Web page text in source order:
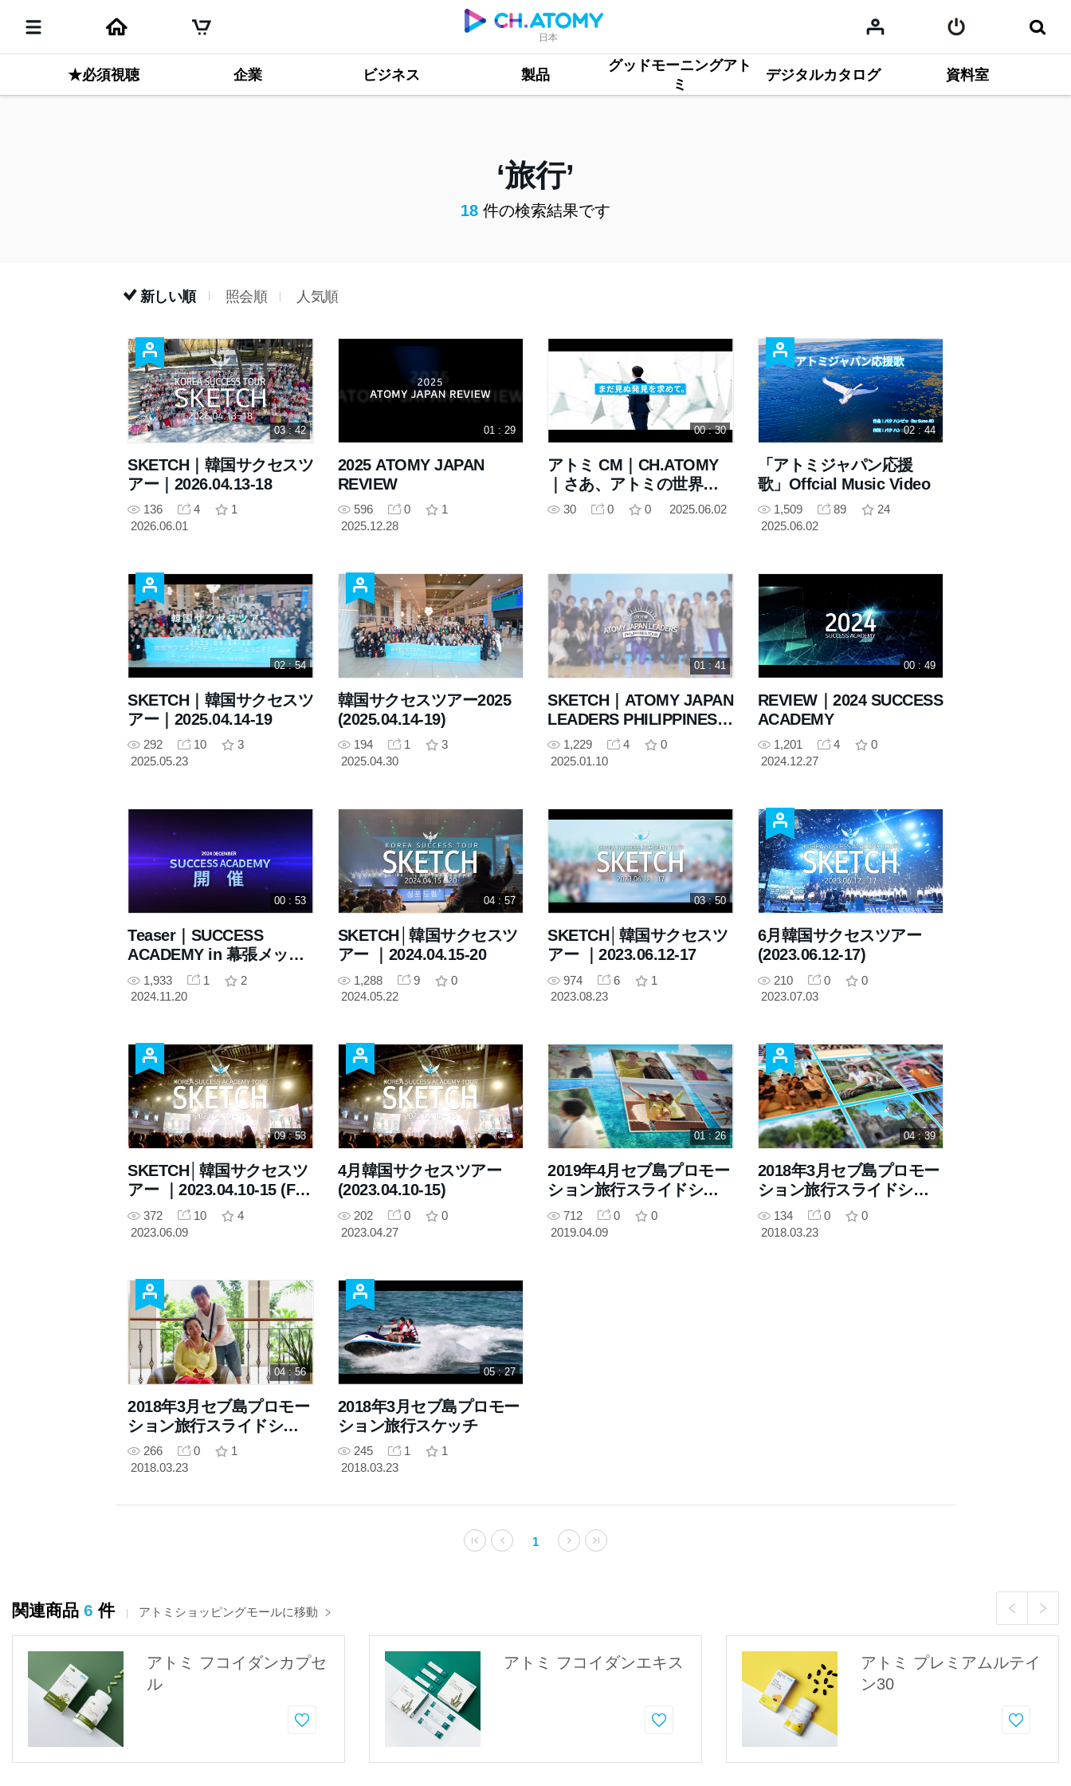
日本
★必須視聴 企業 ビジネス 製品
グッドモーニングアト
ミ
デジタルカタログ 資料室
旅行
18 件の検索結果です
新しい順 照会順 人気順
03 : 42
SKETCH｜韓国サクセスツ
アー｜2026.04.13-18
136 4
1
2026.06.01
01 : 29
2025 ATOMY JAPAN
REVIEW
596 0
1
2025.12.28
00 : 30
アトミ CM｜CH.ATOMY
｜さあ、アトミの世界
へ。
30 0 0 2025.06.02
02 : 44
「アトミジャパン応援
歌」Offcial Music Video
1,509 89
24
2025.06.02
02 : 54
SKETCH｜韓国サクセスツ
アー｜2025.04.14-19
292 10
3
2025.05.23
韓国サクセスツアー2025
(2025.04.14-19)
194 1
3
2025.04.30
01 : 41
SKETCH｜ATOMY JAPAN
LEADERS PHILIPPINES
TOUR 2024
1,229 4
0
2025.01.10
00 : 49
REVIEW｜2024 SUCCESS
ACADEMY
1,201 4
0
2024.12.27
00 : 53
Teaser｜SUCCESS
ACADEMY in 幕張メッセ
(2024.12.17)
1,933 1
2
2024.11.20
04 : 57
SKETCH│韓国サクセスツ
アー ｜2024.04.15-20
1,288 9
0
2024.05.22
03 : 50
SKETCH│韓国サクセスツ
アー ｜2023.06.12-17
974 6
1
2023.08.23
6月韓国サクセスツアー
(2023.06.12-17)
210 0
0
2023.07.03
09 : 53
SKETCH│韓国サクセスツ
アー ｜2023.04.10-15 (Full
ver. )
372 10
4
2023.06.09
4月韓国サクセスツアー
(2023.04.10-15)
202 0
0
2023.04.27
01 : 26
2019年4月セブ島プロモー
ション旅行スライドショ
ー 712 0
0
2019.04.09
04 : 39
2018年3月セブ島プロモー
ション旅行スライドショ
ー(2)
134 0
0
2018.03.23
04 : 56
2018年3月セブ島プロモー
ション旅行スライドショ
ー(1)
266 0
1
2018.03.23
05 : 27
2018年3月セブ島プロモー
ション旅行スケッチ
245 1
1
2018.03.23
1
関連商品 6 件 アトミショッピングモールに移動
アトミ フコイダンカプセ
ル
アトミ フコイダンエキス
アトミ プレミアムルテイ
ン30